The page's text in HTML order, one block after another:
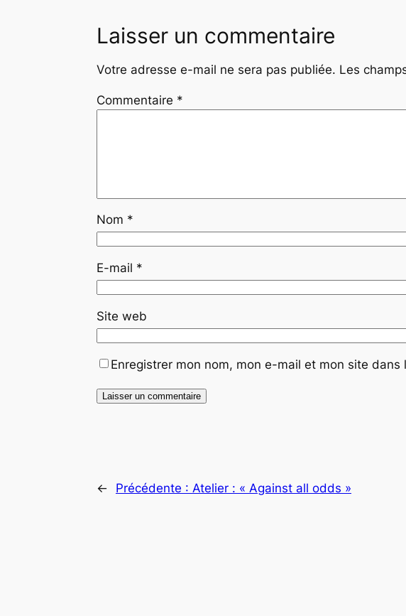
Laisser un commentaire
Votre adresse e-mail ne sera pas publiée. Les
Commentaire *
Nom *
E-mail *
Site web
Enregistrer mon nom, mon e-mail et mon site
← Précédente : Atelier : « Against all odds »